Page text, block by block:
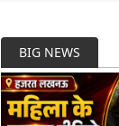
BIG NEWS